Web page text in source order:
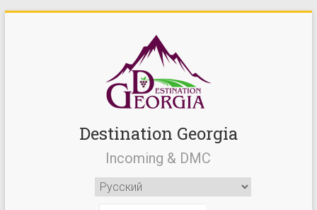
Destination Georgia
Incoming & DMC